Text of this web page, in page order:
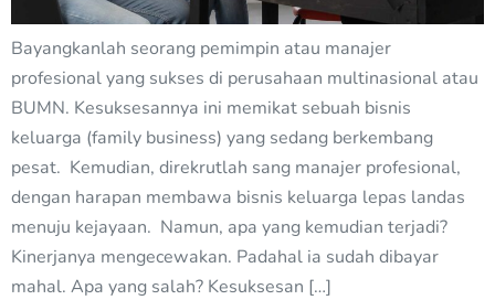
Bayangkanlah seorang pemimpin atau manajer
profesional yang sukses di perusahaan multinasional atau
BUMN. Kesuksesannya ini memikat sebuah bisnis
keluarga (family business) yang sedang berkembang
pesat. Kemudian, direkrutlah sang manajer profesional,
dengan harapan membawa bisnis keluarga lepas landas
menuju kejayaan. Namun, apa yang kemudian terjadi?
Kinerjanya mengecewakan. Padahal ia sudah dibayar
mahal. Apa yang salah? Kesuksesan […]